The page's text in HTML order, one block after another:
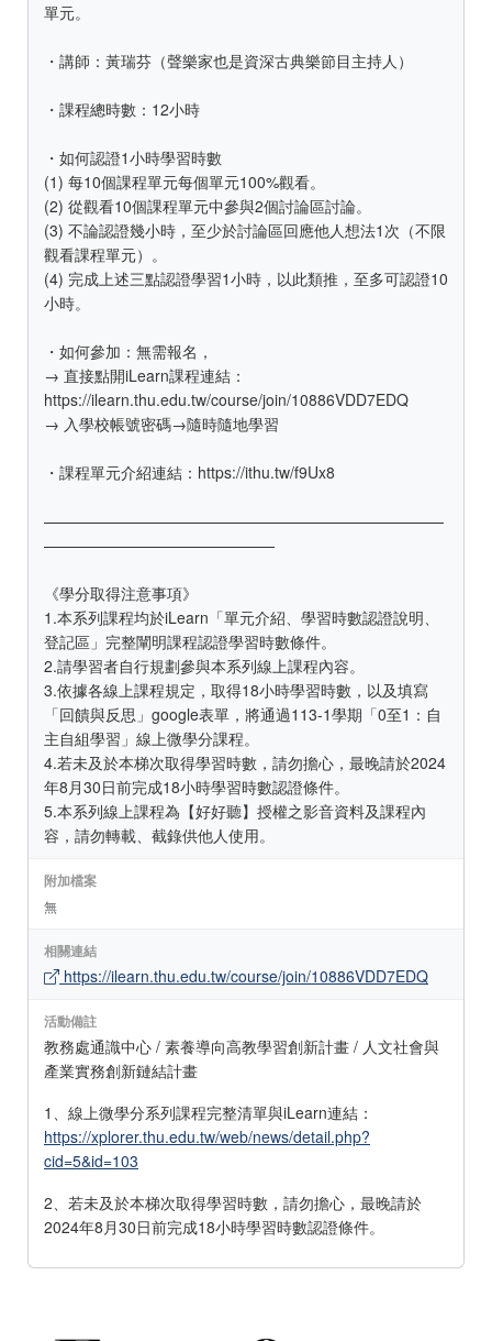
單元。
・講師：黃瑞芬（聲樂家也是資深古典樂節目主持人）
・課程總時數：12小時
・如何認證1小時學習時數
(1) 每10個課程單元每個單元100%觀看。
(2) 從觀看10個課程單元中參與2個討論區討論。
(3) 不論認證幾小時，至少於討論區回應他人想法1次（不限
觀看課程單元）。
(4) 完成上述三點認證學習1小時，以此類推，至多可認證10
小時。
・如何參加：無需報名，
→ 直接點開iLearn課程連結：
https://ilearn.thu.edu.tw/course/join/10886VDD7EDQ
→ 入學校帳號密碼→隨時隨地學習
・課程單元介紹連結：https://ithu.tw/f9Ux8
——————————————————————————
———————————————
《學分取得注意事項》
1.本系列課程均於iLearn「單元介紹、學習時數認證說明、
登記區」完整闡明課程認證學習時數條件。
2.請學習者自行規劃參與本系列線上課程內容。
3.依據各線上課程規定，取得18小時學習時數，以及填寫
「回饋與反思」google表單，將通過113-1學期「0至1：自
主自組學習」線上微學分課程。
4.若未及於本梯次取得學習時數，請勿擔心，最晚請於2024
年8月30日前完成18小時學習時數認證條件。
5.本系列線上課程為【好好聽】授權之影音資料及課程內
容，請勿轉載、截錄供他人使用。
附加檔案
無
相關連結
https://ilearn.thu.edu.tw/course/join/10886VDD7EDQ
活動備註
教務處通識中心 / 素養導向高教學習創新計畫 / 人文社會與
產業實務創新鏈結計畫
1、線上微學分系列課程完整清單與iLearn連結：
https://xplorer.thu.edu.tw/web/news/detail.php?
cid=5&id=103
2、若未及於本梯次取得學習時數，請勿擔心，最晚請於
2024年8月30日前完成18小時學習時數認證條件。